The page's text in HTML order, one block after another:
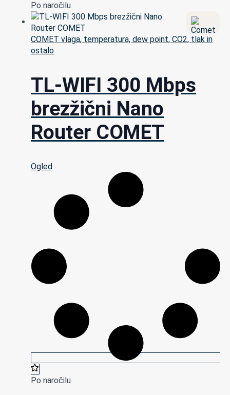
Po naročilu
COMET vlaga, temperatura, dew point, CO2, tlak in
ostalo
TL-WIFI 300 Mbps
brezžični Nano
Router COMET
Ogled
Po naročilu